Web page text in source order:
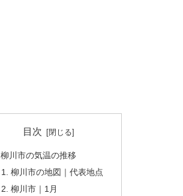
目次
柳川市の気温の推移
柳川市の地図｜代表地点
柳川市｜1月